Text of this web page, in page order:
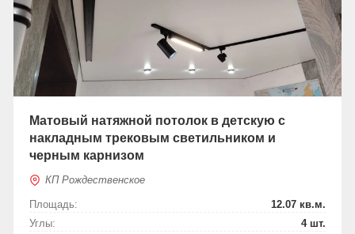
Матовый натяжной потолок в детскую с
накладным трековым светильником и
черным карнизом
КП Рождественское
Площадь:
12.07 кв.м.
Углы:
4 шт.